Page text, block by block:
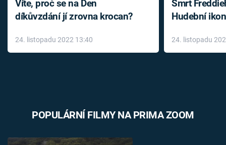
Víte, proč se na Den
díkůvzdání jí zrovna krocan?
24. listopadu 2022 13:40
Smrt
Hudební
léky
24. listopadu
POPULÁRNÍ FILMY NA PRIMA ZOOM